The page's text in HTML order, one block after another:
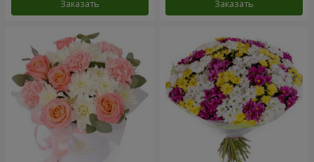
Заказать Заказать